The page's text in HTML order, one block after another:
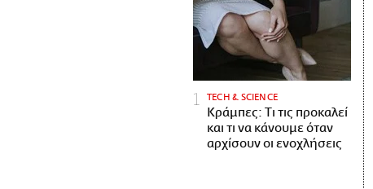
ΤECH & SCIENCE
Κράμπες: Τι τις προκαλεί
και τι να κάνουμε όταν
αρχίσουν οι ενοχλήσεις